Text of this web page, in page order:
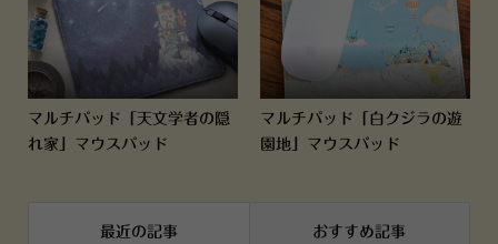
マルチパッド「天文学者の隠
れ家」マウスパッド
マルチパッド「白クジラの遊
園地」マウスパッド
最近の記事 おすすめ記事